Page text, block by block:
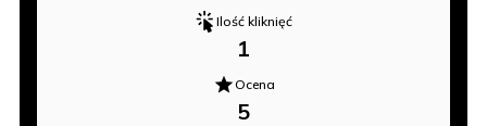
Ilość kliknięć
1
Ocena
5